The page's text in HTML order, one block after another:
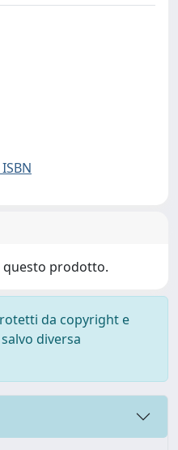
questo prodotto.
da copyright e
diversa